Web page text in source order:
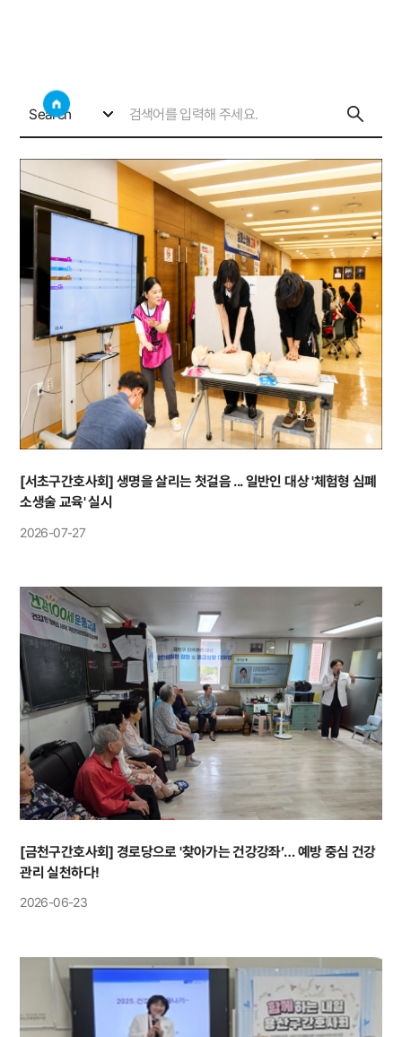
소개
Search
[서초구간호사회] 생명을 살리는 첫걸음 ... 일반인 대상 '체험형 심폐
소생술 교육' 실시
2026-07-27
[금천구간호사회] 경로당으로 '찾아가는 건강강좌’… 예방 중심 건강
관리 실천하다!
2026-06-23